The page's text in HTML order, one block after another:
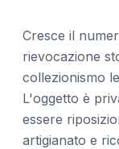
Cresce il
rievocazione
collezionismo
L'oggetto è
essere
artigianato e